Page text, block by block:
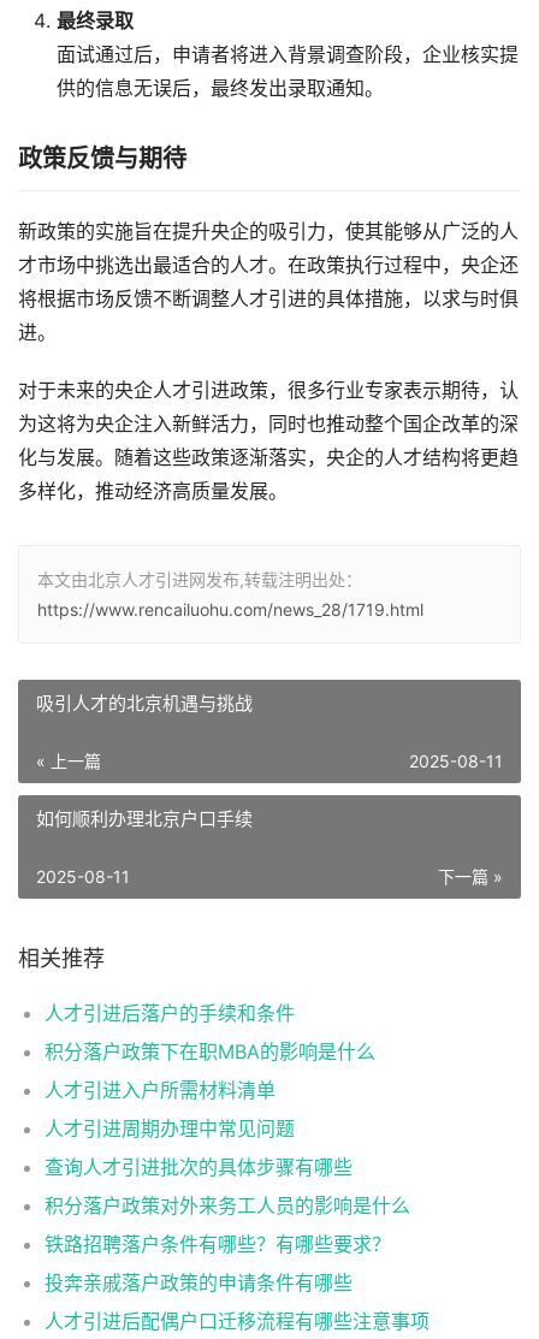
最终录取
面试通过后，申请者将进入背景调查阶段，企业核实提
供的信息无误后，最终发出录取通知。
政策反馈与期待
新政策的实施旨在提升央企的吸引力，使其能够从广泛的人
才市场中挑选出最适合的人才。在政策执行过程中，央企还
将根据市场反馈不断调整人才引进的具体措施，以求与时俱
进。
对于未来的央企人才引进政策，很多行业专家表示期待，认
为这将为央企注入新鲜活力，同时也推动整个国企改革的深
化与发展。随着这些政策逐渐落实，央企的人才结构将更趋
多样化，推动经济高质量发展。
本文由北京人才引进网发布,转载注明出处：
https://www.rencailuohu.com/news_28/1719.html
吸引人才的北京机遇与挑战
« 上一篇 2025-08-11
如何顺利办理北京户口手续
下一篇 »
2025-08-11
相关推荐
人才引进后落户的手续和条件
积分落户政策下在职MBA的影响是什么
人才引进入户所需材料清单
人才引进周期办理中常见问题
查询人才引进批次的具体步骤有哪些
积分落户政策对外来务工人员的影响是什么
铁路招聘落户条件有哪些？有哪些要求？
投奔亲戚落户政策的申请条件有哪些
人才引进后配偶户口迁移流程有哪些注意事项